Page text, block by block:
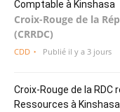
Comptable à Kinshasa
Croix-Rouge de la
(CRRDC)
CDD Publié il y a 3 jours
Croix-Rouge de la
Ressources à Kinshasa